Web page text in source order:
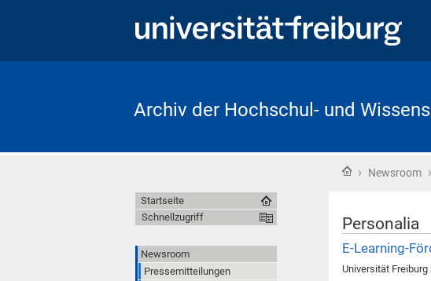
Archiv der Hochschul- und
Startseite
› Newsroom ›
Personalia
E-Learning-
Universität
Startseite
Schnellzugriff
Newsroom
Pressemitteilungen